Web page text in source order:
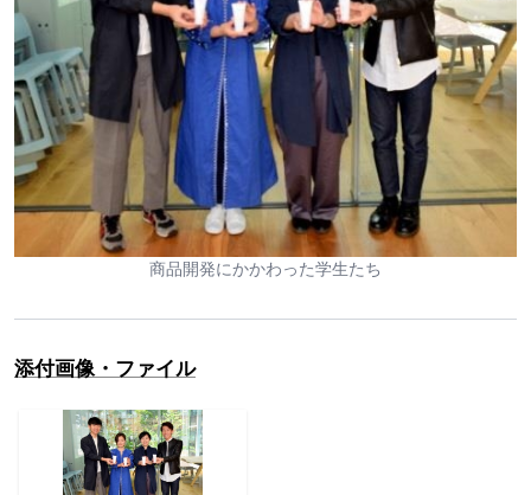
商品開発にかかわった学生たち
添付画像・ファイル